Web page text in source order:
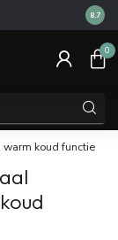
14
8.7
0
koud functie